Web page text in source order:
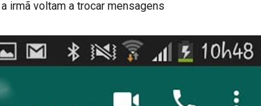
irmã voltam a trocar mensagens